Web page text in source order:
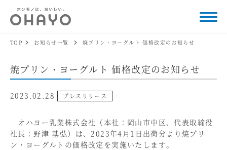
TOP お知らせ一覧 焼プリン・ヨーグルト 価格改定のお知らせ
焼プリン・ヨーグルト 価格改定のお知らせ
2023.02.28 プレスリリース
オハヨー乳業株式会社（本社：岡山市中区、代表取締役
社長：野津 基弘）は、2023年4月1日出荷分より焼プリ
ン・ヨーグルトの価格改定を実施いたします。